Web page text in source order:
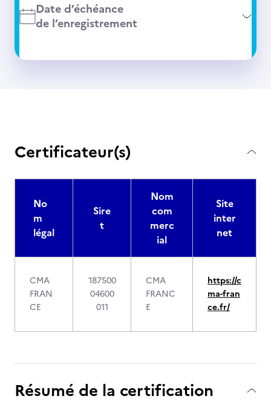
Date d’échéance
de l’enregistrement
Certificateur(s)
No
m
légal
Sire
t
Nom
com
merc
ial
Site
inter
net
CMA
FRAN
CE
187500
04600
011
CMA
FRANC
E
https://c
ma-fran
ce.fr/
Résumé de la certification